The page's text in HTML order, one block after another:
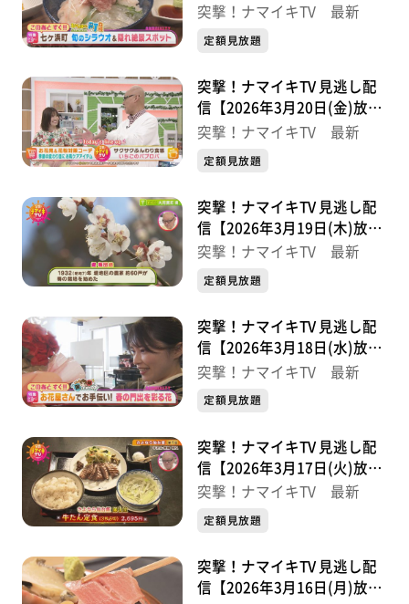
分】
突撃！ナマイキTV 最新
定額見放題
突撃！ナマイキTV 見逃し配
信【2026年3月20日(金)放送
分】
突撃！ナマイキTV 最新
定額見放題
突撃！ナマイキTV 見逃し配
信【2026年3月19日(木)放送
分】
突撃！ナマイキTV 最新
定額見放題
突撃！ナマイキTV 見逃し配
信【2026年3月18日(水)放送
分】
突撃！ナマイキTV 最新
定額見放題
突撃！ナマイキTV 見逃し配
信【2026年3月17日(火)放送
分】
突撃！ナマイキTV 最新
定額見放題
突撃！ナマイキTV 見逃し配
信【2026年3月16日(月)放送